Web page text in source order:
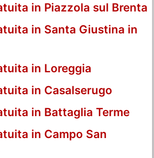
in Piazzola sul Brenta
in Santa Giustina in
in Loreggia
in Casalserugo
in Battaglia Terme
in Campo San